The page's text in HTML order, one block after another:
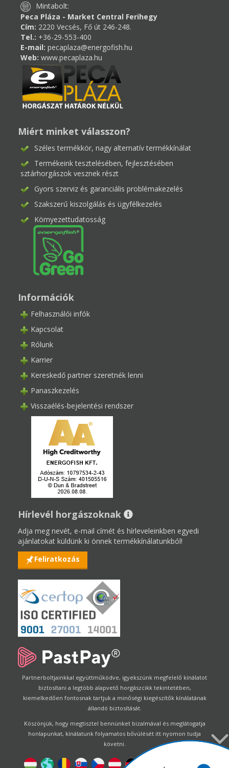
Mintabolt:
Peca Pláza - Market Central Ferihegy
Cím: 2220 Vecsés, Fő út 246-248.
Tel.: +36-29-553-400
E-mail: pecaplaza@energofish.hu
Web: www.pecaplaza.hu
Miért minket válasszon?
Széles termékkör, nagy alternatív termékkínálat
Termékeink tesztelésében, fejlesztésében
sztárhorgászok vesznek részt
Gyors szerviz és garanciális problémakezelés
Szakszerű kiszolgálás és ügyfélkezelés
Környezettudatosság
Információk
Felhasználói infók
Kapcsolat
Rólunk
Karrier
Kereskedő partner szeretnék lenni
Panaszkezelés
Visszaélés-bejelentési rendszer
Hírlevél horgászoknak
Adja meg nevét, e-mail címét és hírleveleinkben egyedi
ajánlatokat küldünk ki önnek termékkínálatunkból!
Feliratkozás
Partnerboltjainkkal együttműködve, igyekszünk megfelelő kínálatot
biztosítani a legtöbb alapvető horgászcikk tekintetében,
kiemelkedően fontosnak tartjuk a minőségi kiegészítők kínálatának
állandó biztosítását.
Köszönjük, hogy megtisztel bennünket bizalmával és meglátogatja
honlapunkat, kínálatunk folyamatos bővülését itt nyomon tudja
követni.